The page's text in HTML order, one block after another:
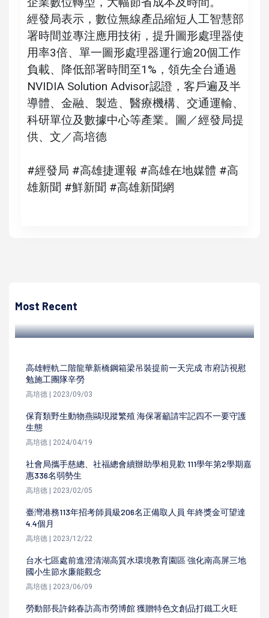
經發局表示，數位無線產品縮短人工智慧部
署時間並專注應用技術，提升圖形處理器使
用率3倍、單一圖形處理器運行逾20個工作
負載、降低部署時間至1%，領先全台通過
NVIDIA Solution Advisor認證，客戶遍及半
導體、金融、製造、醫療機構、交通運輸、
科研單位及數據中心等產業。圖／經發局提
供、文／高培德
#經發局 #高雄捷運報 #高雄在地媒體 #高
雄新聞 #鮮新聞 #高雄新聞網
Most Recent
台電鳳山區處慰訪創世鳳山分院 致贈萬元善款、水果禮盒
高雄輕軌二階龍華新橋鋼箱梁吊裝提前一天完成 市府訪視慰
勉施工團隊辛勞
高培德 | 2023/09/03
保育類野生動物燕鷗現蹤繁殖 海保署籲請牢記四不一要守護
生態
高培德 | 2024/04/19
社會局攜手慈總、社福總會續辦助學相見歡 111學年第2學期嘉
惠336名弱勢生
高培德 | 2023/02/05
臺灣港務113年招考師員級206名正備取人員 年終獎金可望達
4.4個月
高培德 | 2023/12/22
台水七區處前進澄清湖高質水環境教育園區 強化南高屏三地
國小生節水廉能觀念
高培德 | 2023/06/09
勞動部長許銘春訪高市勞博館 獲贈特色文創品打鐵工火旺